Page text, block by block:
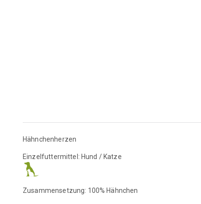
Hähnchenherzen
Einzelfuttermittel: Hund / Katze
Zusammensetzung: 100% Hähnchen